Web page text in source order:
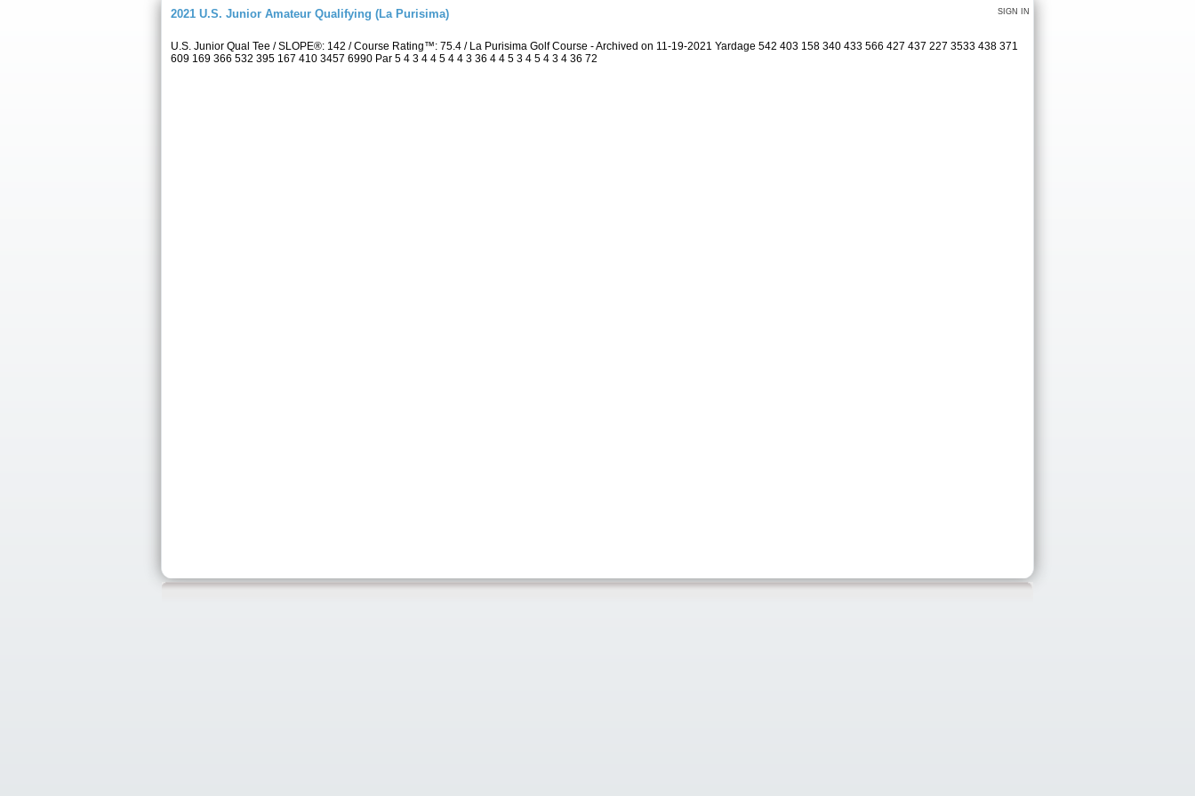
SIGN IN
2021 U.S. Junior Amateur Qualifying (La Purisima)
U.S. Junior Qual Tee / SLOPE®: 142 / Course Rating™: 75.4 / La Purisima Golf Course - Archived on 11-19-2021 Yardage 542 403 158 340 433 566 427 437 227 3533 438 371
609 169 366 532 395 167 410 3457 6990 Par 5 4 3 4 4 5 4 4 3 36 4 4 5 3 4 5 4 3 4 36 72